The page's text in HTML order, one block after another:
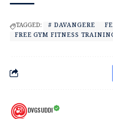
TAGGED: # DAVANGERE
FREE GYM FITNESS
DVGSUDDI